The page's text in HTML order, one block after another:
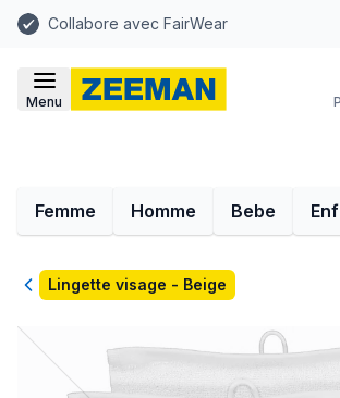
Collabore avec FairWear
Menu
Femme Homme Bebe
RetourLingette visage - Beige